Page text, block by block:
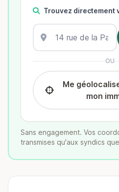
Trouvez directement
OU
Me
mon
Sans engagement. Vos
transmises qu'aux syndics